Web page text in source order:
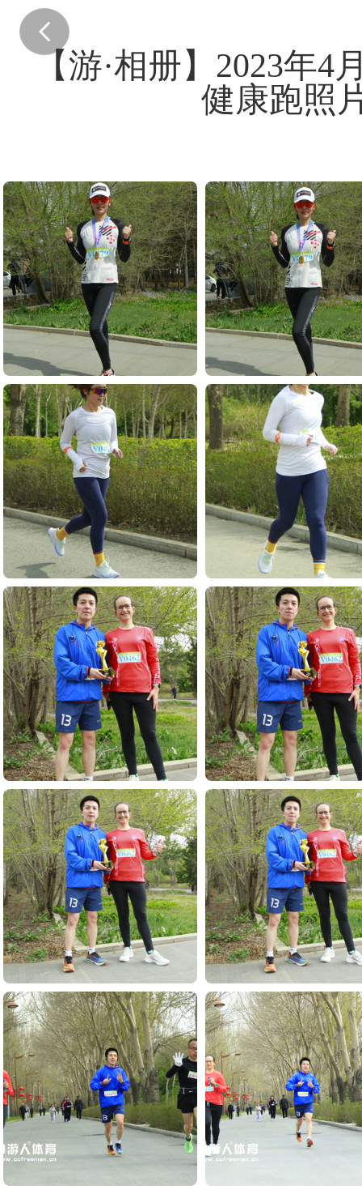
【游·相册】2023年4
健康跑照